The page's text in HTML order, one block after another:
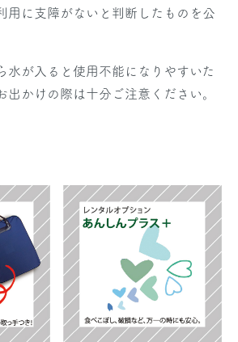
用に支障がないと判断したものを公
水が入ると使用不能になりやすいた
出かけの際は十分ご注意ください。